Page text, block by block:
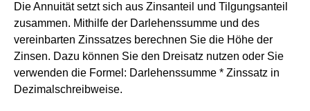
Die Annuität setzt sich aus Zinsanteil und Tilgungsanteil
zusammen. Mithilfe der Darlehenssumme und des
vereinbarten Zinssatzes berechnen Sie die Höhe der
Zinsen. Dazu können Sie den Dreisatz nutzen oder Sie
verwenden die Formel: Darlehenssumme * Zinssatz in
Dezimalschreibweise.